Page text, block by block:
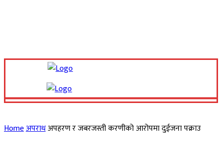
Sunday, August 9, 2026
Homeअपराधअपहरण र जबरजस्ती करणीको आरोपमा दुईजना पक्राउ